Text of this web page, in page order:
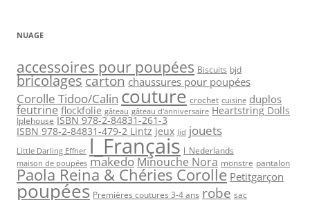
NUAGE
accessoires pour poupées Biscuits bjd
bricolagescarton chaussures pour poupées
Corolle Tidoo/Calin couture crochet cuisine duplos
feutrine flockfolie gâteau gâteau d'anniversaire Heartstring Dolls
Iplehouse ISBN 978-2-84831-261-3
ISBN 978-2-84831-479-2 Lintz jeux Jid jouets
Little Darling Effner l_Français l_Nederlands
maison de poupées makedo Minouche Nora monstre pantalon
Paola Reina & Chéries Corolle Petitgarçon
poupées Premières coutures 3-4 ans robe sac